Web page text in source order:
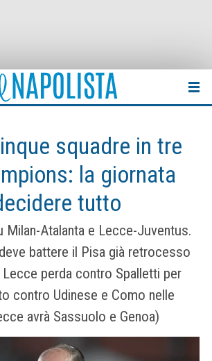
squadre in tre
la giornata
tutto
Milan-Atalanta e Lecce-Juventus.
battere il Pisa già retrocesso
perda contro Spalletti per
contro Udinese e Como nelle
avrà Sassuolo e Genoa)